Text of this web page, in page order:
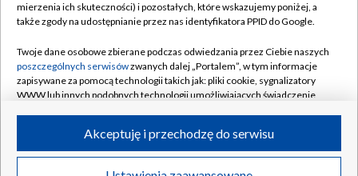
Naziemna Telewizja Cyfrowa
Rada Programowa
System NOS
Informacje o nadawcy
Program dla prasy
Pomoc
Kontakt
Kanały
©2026 Telewizja Polska S.A. w likwidacji
mierzenia ich skuteczności) i pozostałych, które wskazujemy poniżej, a
także zgody na udostępnianie przez nas identyfikatora PPID do Google.
Twoje dane osobowe zbierane podczas odwiedzania przez Ciebie naszych
poszczególnych serwisówzwanych dalej „Portalem”, w tym informacje
zapisywane za pomocą technologii takich jak: pliki cookie, sygnalizatory
WWW lub innych podobnych technologii umożliwiających świadczenie
ruchu w Internecie.
Twoje dane osobowe zbierane podczas odwiedzania przez Ciebie
Akceptuję i przechodzę do serwisu